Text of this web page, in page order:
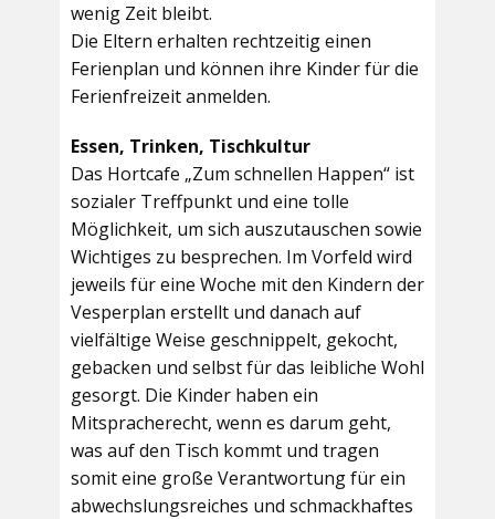
wenig Zeit bleibt.
Die Eltern erhalten rechtzeitig einen
Ferienplan und können ihre Kinder für die
Ferienfreizeit anmelden.
Essen, Trinken, Tischkultur
Das Hortcafe „Zum schnellen Happen“ ist
sozialer Treffpunkt und eine tolle
Möglichkeit, um sich auszutauschen sowie
Wichtiges zu besprechen. Im Vorfeld wird
jeweils für eine Woche mit den Kindern der
Vesperplan erstellt und danach auf
vielfältige Weise geschnippelt, gekocht,
gebacken und selbst für das leibliche Wohl
gesorgt. Die Kinder haben ein
Mitspracherecht, wenn es darum geht,
was auf den Tisch kommt und tragen
somit eine große Verantwortung für ein
abwechslungsreiches und schmackhaftes